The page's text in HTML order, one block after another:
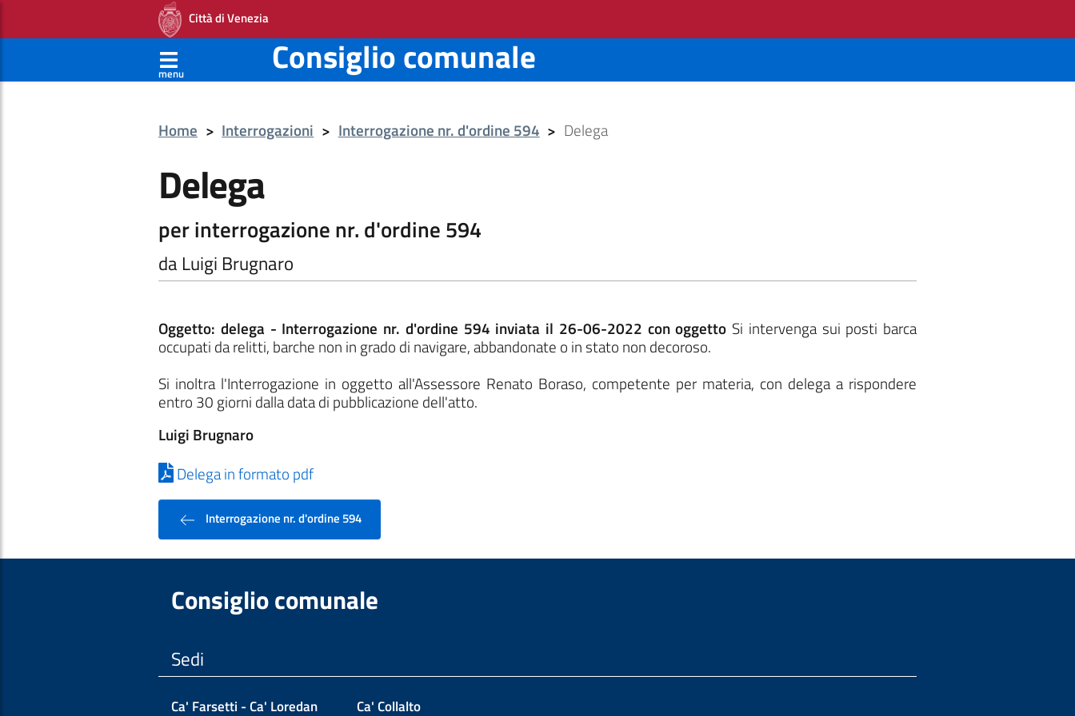
Città di Venezia
menu Consiglio comunale
Home > Interrogazioni > Interrogazione nr. d'ordine 594 > Delega
Delega
per interrogazione nr. d'ordine 594
da Luigi Brugnaro
Oggetto: delega - Interrogazione nr. d'ordine 594 inviata il 26-06-2022 con oggetto Si intervenga sui posti barca
occupati da relitti, barche non in grado di navigare, abbandonate o in stato non decoroso.
Si inoltra l'Interrogazione in oggetto all'Assessore Renato Boraso, competente per materia, con delega a rispondere
entro 30 giorni dalla data di pubblicazione dell'atto.
Luigi Brugnaro
Delega in formato pdf
Interrogazione nr. d'ordine 594
Consiglio comunale
Sedi
Ca' Farsetti - Ca' Loredan
Ca' Collalto